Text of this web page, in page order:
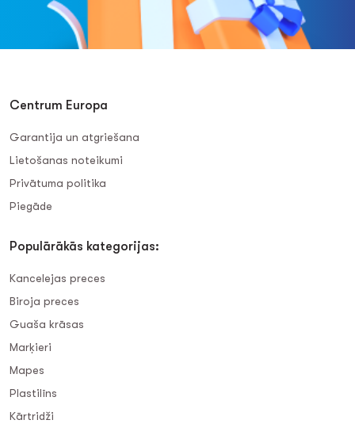
Centrum Europa
Garantija un atgriešana
Lietošanas noteikumi
Privātuma politika
Piegāde
Populārākās kategorijas:
Kancelejas preces
Biroja preces
Guaša krāsas
Marķieri
Mapes
Plastilīns
Kārtridži